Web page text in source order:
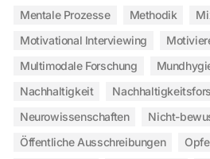
Mentale Prozesse
Methodik
Motivational Interviewing
Multimodale Forschung
Nachhaltigkeit
Neurowissenschaften
Nicht-
Öffentliche Ausschreibungen